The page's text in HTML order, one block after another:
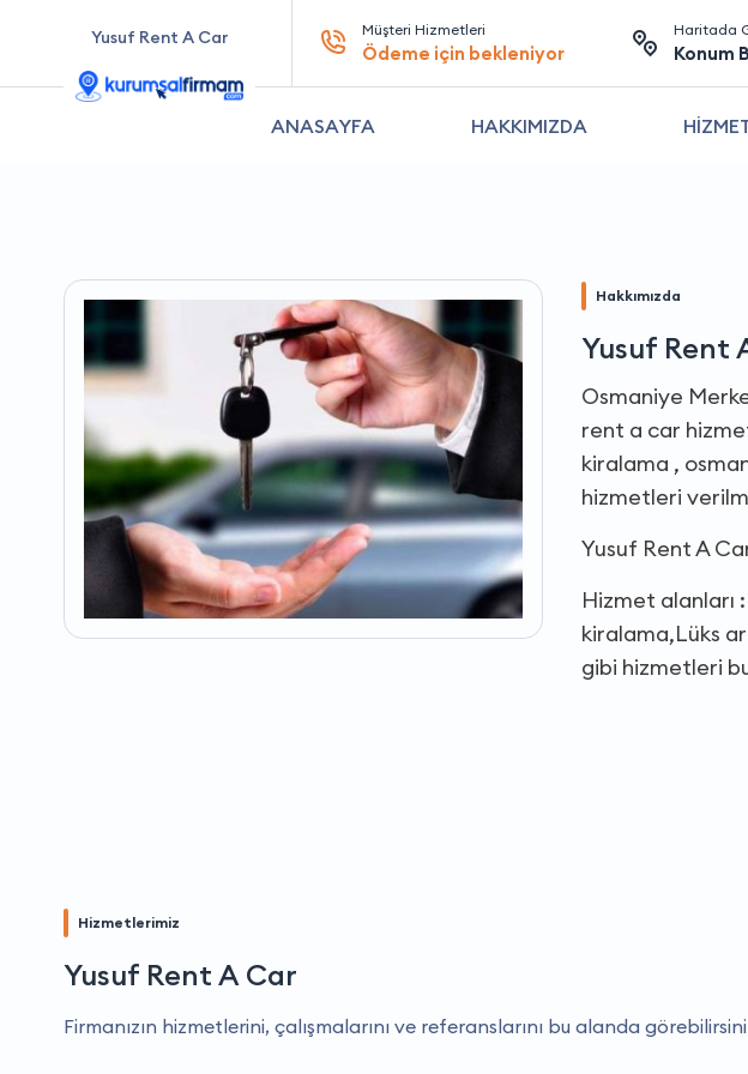
Yusuf Rent A Car Müşteri Hizmetleri
Ödeme için bekleniyor
Haritada
Konum
ANASAYFA HAKKIMIZDA
Hakkımızda
Yusuf Rent
Osmaniye
rent a car
kiralama ,
hizmetleri
Yusuf Rent A
Hizmet alanları
kiralama,Lüks
gibi hizmetleri
Hizmetlerimiz
Yusuf Rent A Car
Firmanızın hizmetlerini, çalışmalarını ve referanslarını bu alanda